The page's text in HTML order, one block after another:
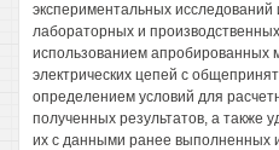
экспериментальных исследований
лабораторных и
использованием апробированных
электрических цепей с
определением условий для
полученных результатов, а также
их с данными ранее выполненных